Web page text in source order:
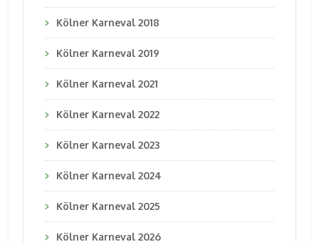
Kölner Karneval 2018
Kölner Karneval 2019
Kölner Karneval 2021
Kölner Karneval 2022
Kölner Karneval 2023
Kölner Karneval 2024
Kölner Karneval 2025
Kölner Karneval 2026